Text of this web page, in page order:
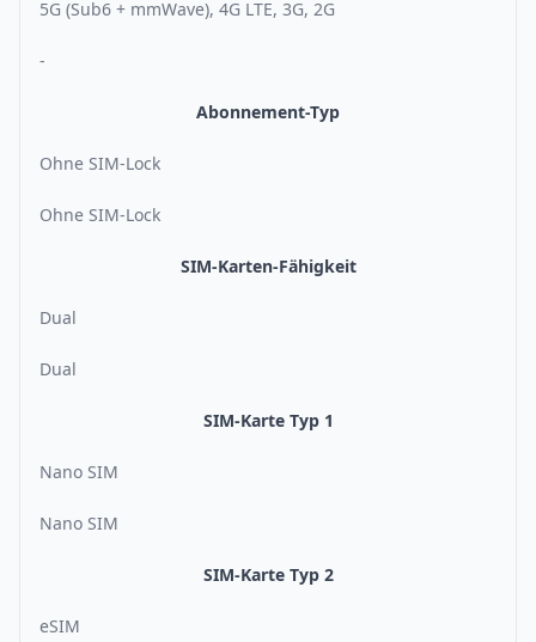
5G (Sub6 + mmWave), 4G LTE, 3G, 2G
-
Abonnement-Typ
Ohne SIM-Lock
Ohne SIM-Lock
SIM-Karten-Fähigkeit
Dual
Dual
SIM-Karte Typ 1
Nano SIM
Nano SIM
SIM-Karte Typ 2
eSIM